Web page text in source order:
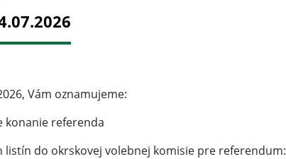
Vám oznamujeme:
konanie referenda
listín do okrskovej volebnej komisie pre referendum: